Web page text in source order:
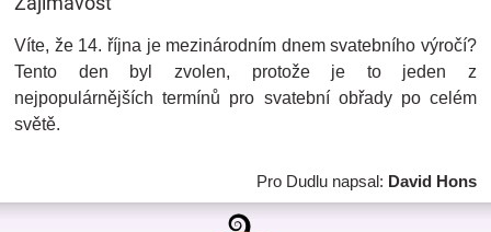
Víte, že 14. října je mezinárodním dnem svatebního výročí?
Tento den byl zvolen, protože je to jeden z
nejpopulárnějších termínů pro svatební obřady po celém
světě.
Pro Dudlu napsal: David Hons
Z